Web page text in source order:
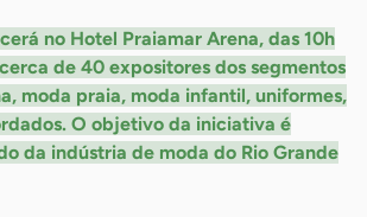
no Hotel Praiamar Arena, das 10h
de 40 expositores dos segmentos
moda praia, moda infantil, uniformes,
O objetivo da iniciativa é
da indústria de moda do Rio Grande